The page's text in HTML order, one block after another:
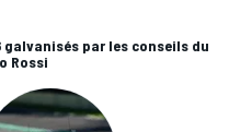
galvanisés par les conseils du
Rossi